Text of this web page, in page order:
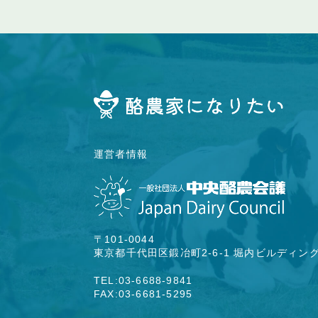
運営者情報
〒101-0044
東京都千代田区鍛冶町2-6-1 堀内ビルディン
TEL:03-6688-9841
FAX:03-6681-5295